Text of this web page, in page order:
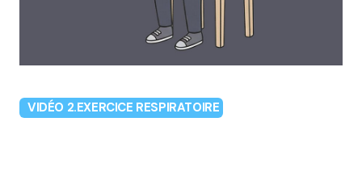
VIDÉO 2.EXERCICE RESPIRATOIRE